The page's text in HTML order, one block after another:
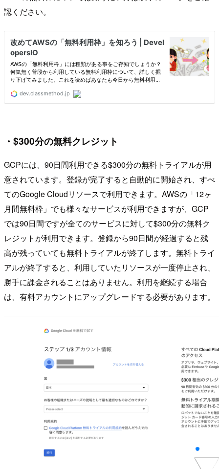
認ください。
・$300分の無料クレジット
GCPには、90日間利用できる$300分の無料トライアルが用
意されています。登録が完了すると自動的に開始され、すべ
てのGoogle Cloudリソースで利用できます。AWSの「12ヶ
月間無料枠」でも様々なサービスが利用できますが、GCP
では90日間ですが全てのサービスに対して$300分の無料ク
レジットが利用できます。登録から90日間が経過すると残
高が残っていても無料トライアルが終了します。無料トライ
アルが終了すると、利用していたリソースが一度停止され、
勝手に課金されることはありません。利用を継続する場合
は、有料アカウントにアップグレードする必要があります。